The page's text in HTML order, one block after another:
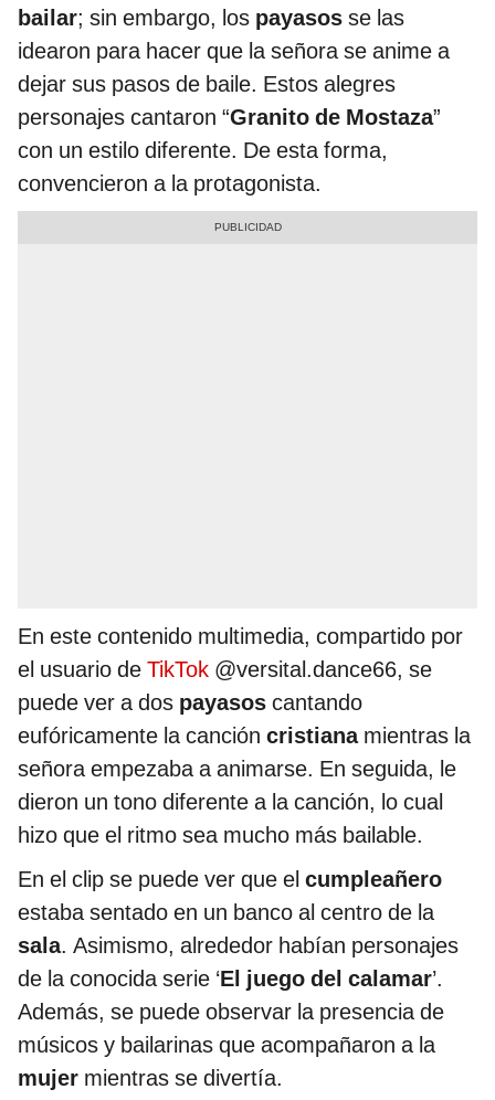
bailar; sin embargo, los payasos se las
idearon para hacer que la señora se anime a
dejar sus pasos de baile. Estos alegres
personajes cantaron “Granito de Mostaza”
con un estilo diferente. De esta forma,
convencieron a la protagonista.
En este contenido multimedia, compartido por
el usuario de TikTok @versital.dance66, se
puede ver a dos payasos cantando
eufóricamente la canción cristiana mientras la
señora empezaba a animarse. En seguida, le
dieron un tono diferente a la canción, lo cual
hizo que el ritmo sea mucho más bailable.
En el clip se puede ver que el cumpleañero
estaba sentado en un banco al centro de la
sala. Asimismo, alrededor habían personajes
de la conocida serie ‘El juego del calamar’.
Además, se puede observar la presencia de
músicos y bailarinas que acompañaron a la
mujer mientras se divertía.